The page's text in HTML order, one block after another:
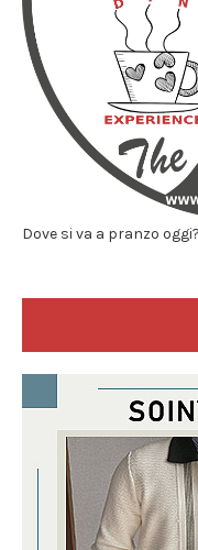
Dove si va a pranzo